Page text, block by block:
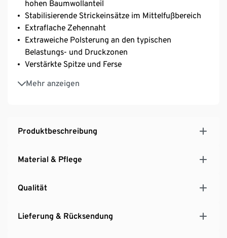
hohen Baumwollanteil
Stabilisierende Strickeinsätze im Mittelfußbereich
Extraflache Zehennaht
Extraweiche Polsterung an den typischen
Belastungs- und Druckzonen
Verstärkte Spitze und Ferse
Mehr anzeigen
Mit Markenelasthan: formbeständig, perfekter Sitz
bei voller Bewegungsfreiheit
Produktbeschreibung
Material & Pflege
Qualität
Lieferung & Rücksendung